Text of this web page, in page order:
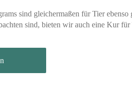
sind gleichermaßen für Tier
sind, bieten wir auch eine Kur